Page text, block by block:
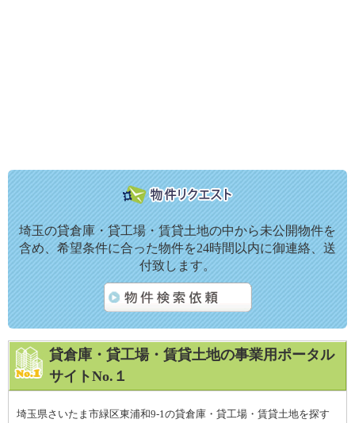
埼玉の貸倉庫・貸工場・賃貸土地の中から未公開物件を
含め、希望条件に合った物件を24時間以内に御連絡、送
付致します。
貸倉庫・貸工場・賃貸土地の事業用ポータル
サイトNo.１
埼玉県さいたま市緑区東浦和9-1の貸倉庫・貸工場・賃貸土地を探す